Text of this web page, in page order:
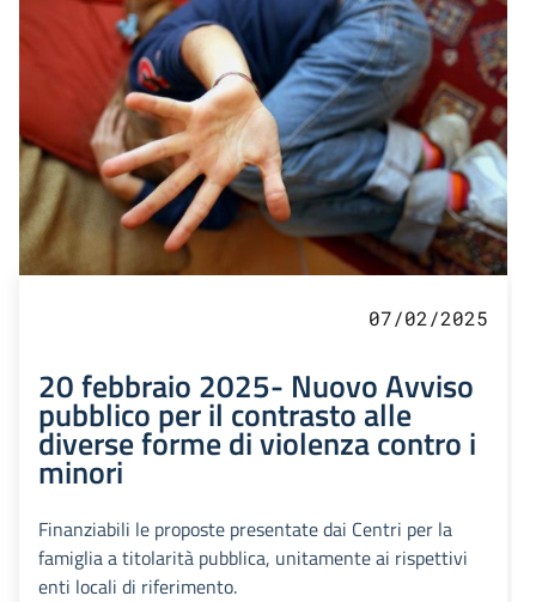
07/02/2025
20 febbraio 2025- Nuovo Avviso
pubblico per il contrasto alle
diverse forme di violenza contro i
minori
Finanziabili le proposte presentate dai Centri per la
famiglia a titolarità pubblica, unitamente ai rispettivi
enti locali di riferimento.